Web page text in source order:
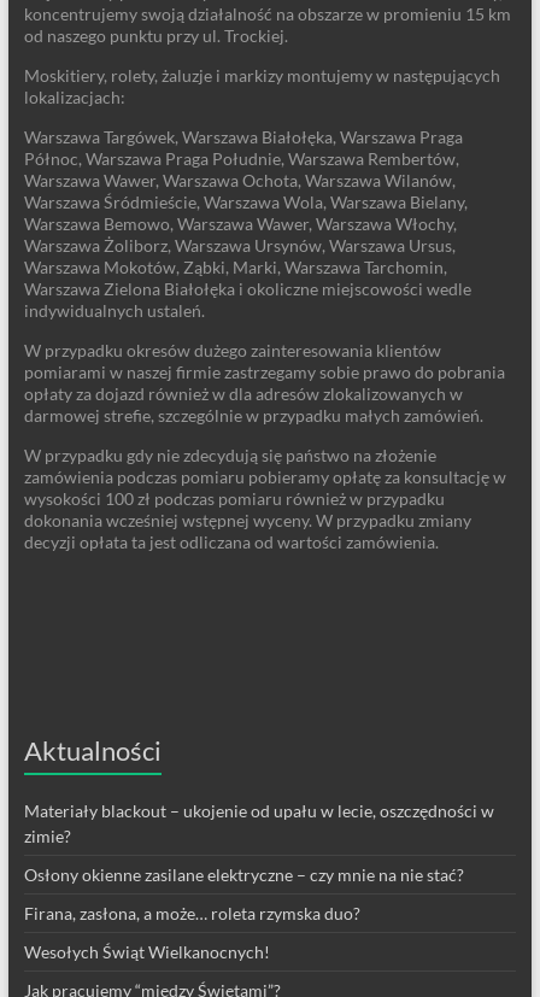
koncentrujemy swoją działalność na obszarze w promieniu 15 km
od naszego punktu przy ul. Trockiej.
Moskitiery, rolety, żaluzje i markizy montujemy w następujących
lokalizacjach:
Warszawa Targówek, Warszawa Białołęka, Warszawa Praga
Północ, Warszawa Praga Południe, Warszawa Rembertów,
Warszawa Wawer, Warszawa Ochota, Warszawa Wilanów,
Warszawa Śródmieście, Warszawa Wola, Warszawa Bielany,
Warszawa Bemowo, Warszawa Wawer, Warszawa Włochy,
Warszawa Żoliborz, Warszawa Ursynów, Warszawa Ursus,
Warszawa Mokotów, Ząbki, Marki, Warszawa Tarchomin,
Warszawa Zielona Białołęka i okoliczne miejscowości wedle
indywidualnych ustaleń.
W przypadku okresów dużego zainteresowania klientów
pomiarami w naszej firmie zastrzegamy sobie prawo do pobrania
opłaty za dojazd również w dla adresów zlokalizowanych w
darmowej strefie, szczególnie w przypadku małych zamówień.
W przypadku gdy nie zdecydują się państwo na złożenie
zamówienia podczas pomiaru pobieramy opłatę za konsultację w
wysokości 100 zł podczas pomiaru również w przypadku
dokonania wcześniej wstępnej wyceny. W przypadku zmiany
decyzji opłata ta jest odliczana od wartości zamówienia.
Aktualności
Materiały blackout – ukojenie od upału w lecie, oszczędności w
zimie?
Osłony okienne zasilane elektryczne – czy mnie na nie stać?
Firana, zasłona, a może… roleta rzymska duo?
Wesołych Świąt Wielkanocnych!
Jak pracujemy “między Świętami”?